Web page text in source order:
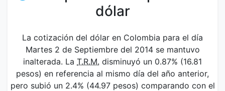
dólar
La cotización del dólar en Colombia para el día
Martes 2 de Septiembre del 2014 se mantuvo
inalterada. La T.R.M. disminuyó un 0.87% (16.81
pesos) en referencia al mismo día del año anterior,
pero subió un 2.4% (44.97 pesos) comparando con el